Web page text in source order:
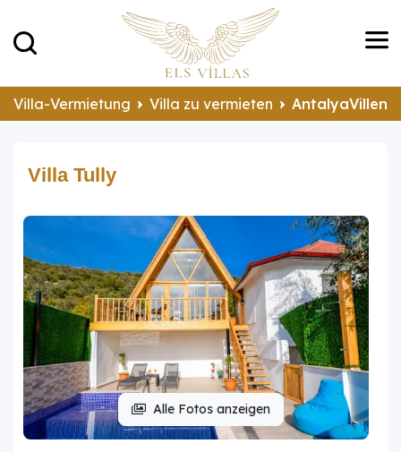
Villa-Vermietung Villa zu vermieten AntalyaVillen
Villa Tully
Alle Fotos anzeigen